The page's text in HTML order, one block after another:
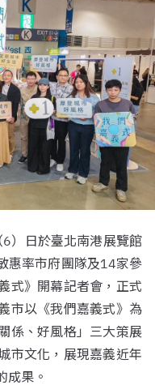
）日於臺北南港展覽館
惠率市府團隊及14家參
式》開幕記者會，正式
市以《我們嘉義式》為
係、好風格」三大策展
市文化，展現嘉義近年
成果。